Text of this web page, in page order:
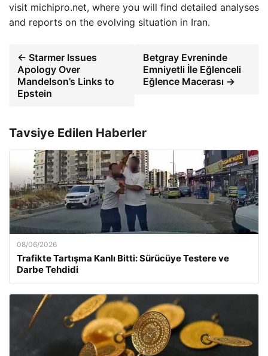
visit michipro.net, where you will find detailed analyses
and reports on the evolving situation in Iran.
← Starmer Issues
Apology Over
Mandelson’s Links to
Epstein
Betgray Evreninde
Emniyetli İle Eğlenceli
Eğlence Macerası →
Tavsiye Edilen Haberler
08/06/2026
Trafikte Tartışma Kanlı Bitti: Sürücüye Testere ve
Darbe Tehdidi